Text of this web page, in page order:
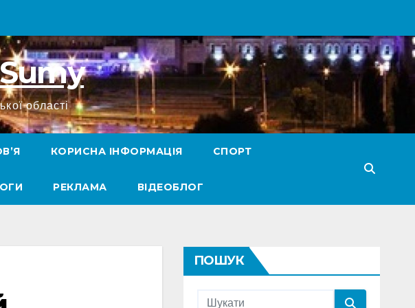
області
КОРИСНА ІНФОРМАЦІЯ СПОРТ
РЕКЛАМА ВІДЕОБЛОГ
ПОШУК